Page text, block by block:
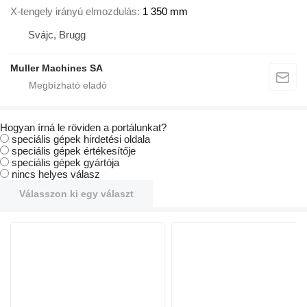
X-tengely irányú elmozdulás 1 350 mm
Svájc, Brugg
Muller Machines SA
Hogyan írná le röviden a portálunkat?
speciális gépek hirdetési oldala
speciális gépek értékesítője
speciális gépek gyártója
nincs helyes válasz
Válasszon ki egy választ